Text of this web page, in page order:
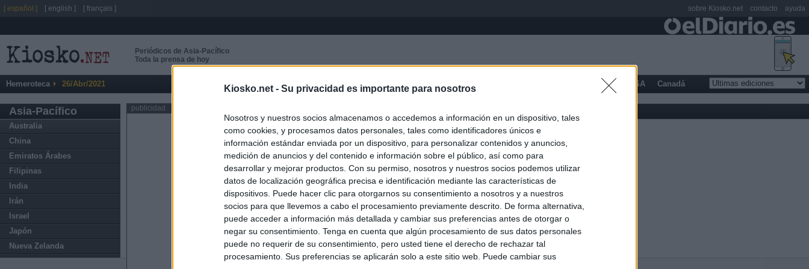
Kiosko.net - Su privacidad es importante para nosotros
Nosotros y nuestros socios almacenamos o accedemos a información en un dispositivo, tales
como cookies, y procesamos datos personales, tales como identificadores únicos e
información estándar enviada por un dispositivo, para personalizar contenidos y anuncios,
medición de anuncios y del contenido e información sobre el público, así como para
desarrollar y mejorar productos. Con su permiso, nosotros y nuestros socios podemos utilizar
datos de localización geográfica precisa e identificación mediante las características de
dispositivos. Puede hacer clic para otorgarnos su consentimiento a nosotros y a nuestros
socios para que llevemos a cabo el procesamiento previamente descrito. De forma alternativa,
puede acceder a información más detallada y cambiar sus preferencias antes de otorgar o
negar su consentimiento. Tenga en cuenta que algún procesamiento de sus datos personales
puede no requerir de su consentimiento, pero usted tiene el derecho de rechazar tal
procesamiento. Sus preferencias se aplicarán solo a este sitio web. Puede cambiar sus
Periódicos de Asia-Pacífico
Toda la prensa de hoy
Hemeroteca 26/Abr/2021 Inicio Latinoamérica USA Canadá
Asia-Pacífico
Australia
China
Emiratos Árabes
Filipinas
India
Irán
Israel
Japón
Nueva Zelanda
publicidad
[ español ] [ english ] [ français ] sobre Kiosko.net contacto ayuda